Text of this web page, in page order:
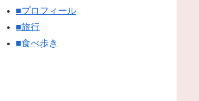
■プロフィール
■旅行
■食べ歩き